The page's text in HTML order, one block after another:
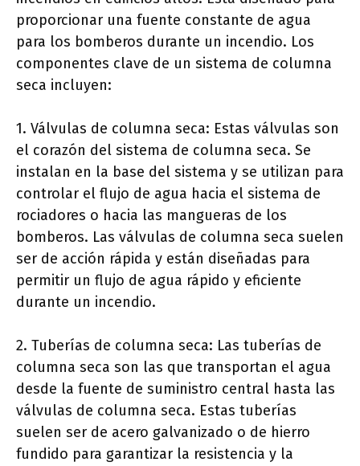
proporcionar una fuente constante de agua
para los bomberos durante un incendio. Los
componentes clave de un sistema de columna
seca incluyen:
1. Válvulas de columna seca: Estas válvulas son
el corazón del sistema de columna seca. Se
instalan en la base del sistema y se utilizan para
controlar el flujo de agua hacia el sistema de
rociadores o hacia las mangueras de los
bomberos. Las válvulas de columna seca suelen
ser de acción rápida y están diseñadas para
permitir un flujo de agua rápido y eficiente
durante un incendio.
2. Tuberías de columna seca: Las tuberías de
columna seca son las que transportan el agua
desde la fuente de suministro central hasta las
válvulas de columna seca. Estas tuberías
suelen ser de acero galvanizado o de hierro
fundido para garantizar la resistencia y la